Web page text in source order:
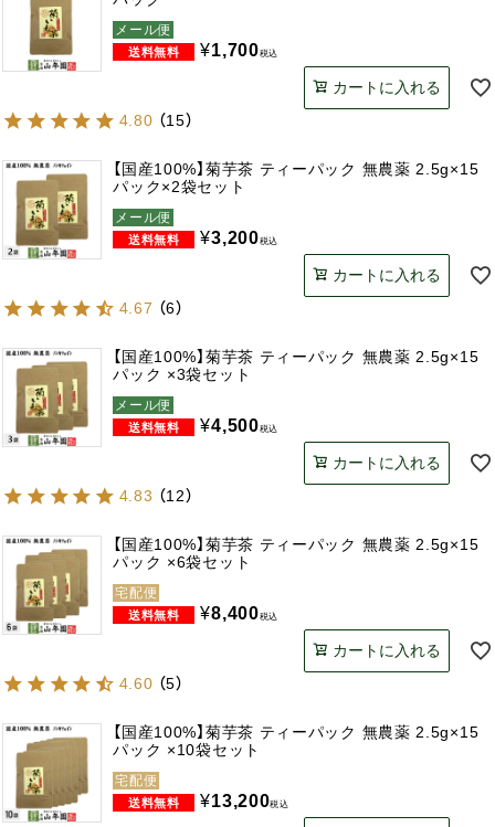
メール便
¥1,700税込
カートに入れる
4.80 （15）
【国産100%】菊芋茶 ティーパック 無農薬 2.5g×15
パック×2袋セット
メール便
¥3,200税込
カートに入れる
4.67 （6）
【国産100%】菊芋茶 ティーパック 無農薬 2.5g×15
パック ×3袋セット
メール便
¥4,500税込
カートに入れる
4.83 （12）
【国産100%】菊芋茶 ティーパック 無農薬 2.5g×15
パック ×6袋セット
宅配便
¥8,400税込
カートに入れる
4.60 （5）
【国産100%】菊芋茶 ティーパック 無農薬 2.5g×15
パック ×10袋セット
宅配便
¥13,200税込